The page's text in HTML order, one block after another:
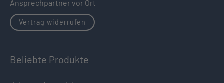
Ansprechpartner vor Ort
Vertrag widerrufen
Beliebte Produkte